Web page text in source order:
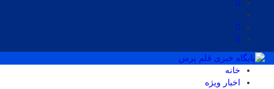
خانه
اخبار ویژه